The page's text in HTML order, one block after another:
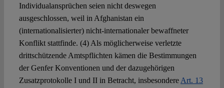
Individualansprüchen seien nicht deswegen
ausgeschlossen, weil in Afghanistan ein
(internationalisierter) nicht-internationaler bewaffneter
Konflikt stattfinde. (4) Als möglicherweise verletzte
drittschützende Amtspflichten kämen die Bestimmungen
der Genfer Konventionen und der dazugehörigen
Zusatzprotokolle I und II in Betracht, insbesondere Art. 13